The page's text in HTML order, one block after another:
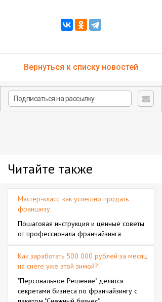
Вернуться к списку новостей
Читайте также
Мастер-класс: как успешно продать
франшизу
Пошаговая инструкция и ценные советы
от профессионала франчайзинга
Как заработать 500 000 рублей за месяц
на снеге уже этой зимой?
"Персональное Решение" делится
секретами бизнеса по франчайзингу с